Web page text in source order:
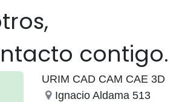
contigo.
URIM CAD CAM CAE 3D
Ignacio Aldama 513